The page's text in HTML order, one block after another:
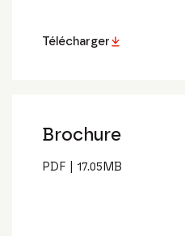
Télécharger
Brochure
PDF 17.05MB